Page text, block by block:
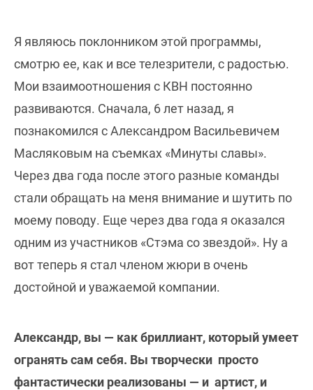
Я являюсь поклонником этой программы,
смотрю ее, как и все телезрители, с радостью.
Мои взаимоотношения с КВН постоянно
развиваются. Сначала, 6 лет назад, я
познакомился с Александром Васильевичем
Масляковым на съемках «Минуты славы».
Через два года после этого разные команды
стали обращать на меня внимание и шутить по
моему поводу. Еще через два года я оказался
одним из участников «Стэма со звездой». Ну а
вот теперь я стал членом жюри в очень
достойной и уважаемой компании.
Александр, вы — как бриллиант, который умеет
огранять сам себя. Вы творчески просто
фантастически реализованы — и артист, и